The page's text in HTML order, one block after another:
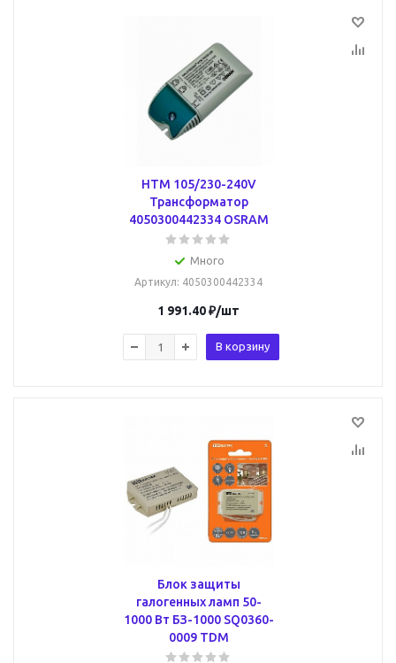
HTM 105/230-240V
Трансформатор
4050300442334 OSRAM
Много
Артикул: 4050300442334
1 991.40₽/шт
В корзину
Блок защиты
галогенных ламп 50-
1000 Вт БЗ-1000 SQ0360-
0009 TDM